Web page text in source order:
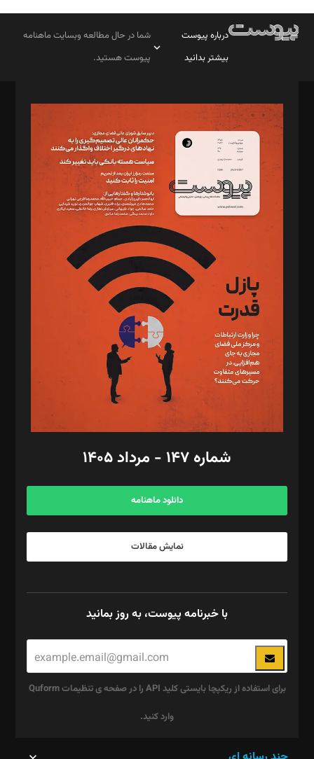
درباره پیوست
بیشتر بدانید
شما در حال مطالعه وبسایت ماهنامه
پیوست هستید.
مدیر مسئول: محمدباقر اثنی‌عشری
سردبیر: مهرک محمودی
دبیر تحریریه: میثم قاسمی
د‌بیر ناداستان: سمانه سمیع
د‌بیر خدمت و تجارت: ابوالفضل رجبی
د‌بیر حقوق فناوری: حسام‌الدین ایپکچی
د‌بیر پیوست جهان: مینا پاکدل
د‌بیر تحریریه آنلاین: بابک نقاش
تحریریه‌: مجتبی محمود‌ی، آرش برهمند، یسنا امان‌پور، سروش کرمیان،
مصطفی مسجدی آرانی، ابوالفضل رجبی، زهرا فکرانه، فائزه فتحی
رستمی،مصطفی باستان
ویرایش: نگار استاد‌‌آقا
طراح یونیفرم: مجید توکلی
فیلمبرداری و عکاسی: امیر شفیعی، مانی لطفی زاده
گرافیک و صفحه‌آرایی: سید‌سبحان‌علی ثابت
مد‌یر توسعه تجاری: کامبیز برید‌
امور مالی: شاپور رهبری، محمد‌ کاظمی‌نیا
آگهی و مشترکین: ۰۹۱۹۹۹۹۰۴۵۴
شماره ۱۴۷ - مرداد ۱۴۰۵
دانلود ماهنامه
نمایش مقالات
با خبرنامه پیوست، به روز بمانید
برای استفاده از ریکپچا بایستی کلید API را در صفحه ی تنظیمات Quform
وارد کنید.